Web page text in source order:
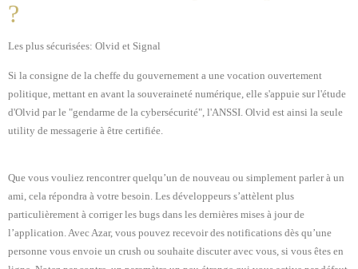
?
Les plus sécurisées: Olvid et Signal
Si la consigne de la cheffe du gouvernement a une vocation ouvertement
politique, mettant en avant la souveraineté numérique, elle s'appuie sur l'étude
d'Olvid par le "gendarme de la cybersécurité", l'ANSSI. Olvid est ainsi la seule
utility de messagerie à être certifiée.
Que vous vouliez rencontrer quelqu’un de nouveau ou simplement parler à un
ami, cela répondra à votre besoin. Les développeurs s’attèlent plus
particulièrement à corriger les bugs dans les dernières mises à jour de
l’application. Avec Azar, vous pouvez recevoir des notifications dès qu’une
personne vous envoie un crush ou souhaite discuter avec vous, si vous êtes en